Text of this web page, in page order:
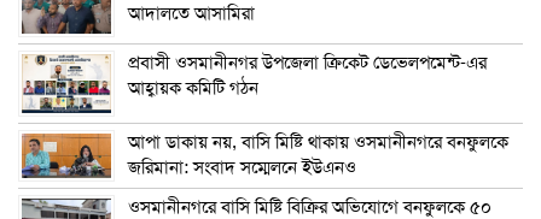
আদালতে আসামিরা
প্রবাসী ওসমানীনগর উপজেলা ক্রিকেট ডেভেলপমেন্ট-এর
আহ্বায়ক কমিটি গঠন
আপা ডাকায় নয়, বাসি মিষ্টি থাকায় ওসমানীনগরে বনফুলকে
জরিমানা: সংবাদ সম্মেলনে ইউএনও
ওসমানীনগরে বাসি মিষ্টি বিক্রির অভিযোগে বনফুলকে ৫০